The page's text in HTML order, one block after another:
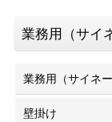
業務用（サイ
業務用（サイネ
壁掛け